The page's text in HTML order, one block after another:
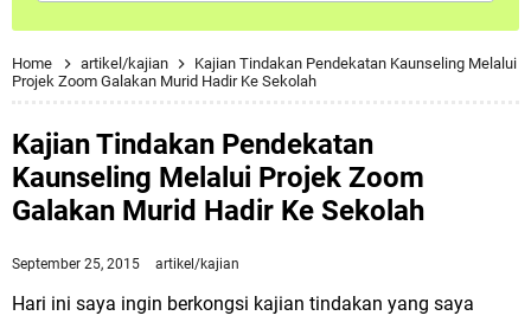
Home artikel/kajian
Kajian Tindakan Pendekatan Kaunseling Melalui
Projek Zoom Galakan Murid Hadir Ke Sekolah
Kajian Tindakan Pendekatan
Kaunseling Melalui Projek Zoom
Galakan Murid Hadir Ke Sekolah
September 25, 2015 artikel/kajian
Hari ini saya ingin berkongsi kajian tindakan yang saya